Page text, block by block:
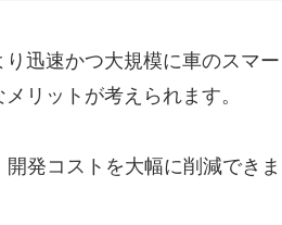
迅速かつ大規模に車のスマー
リットが考えられます。
発コストを大幅に削減できま